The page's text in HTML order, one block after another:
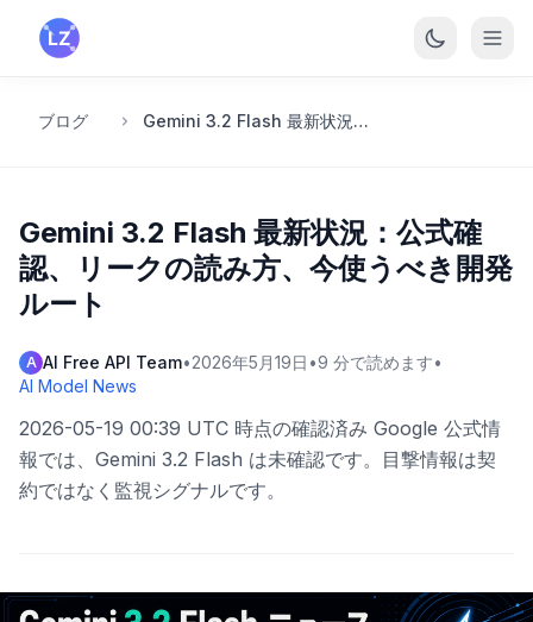
メインコンテンツへスキップ
ブログ Gemini 3.2 Flash 最新状況：公式確認、リークの読み方、今使うべき開発ルート
Gemini 3.2 Flash 最新状況：公式確
認、リークの読み方、今使うべき開発
ルート
A AI Free API Team•2026年5月19日 •9 分で読めます•
AI Model News
2026-05-19 00:39 UTC 時点の確認済み Google 公式情
報では、Gemini 3.2 Flash は未確認です。目撃情報は契
約ではなく監視シグナルです。